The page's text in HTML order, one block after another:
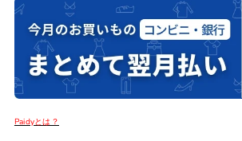
Paidyとは？